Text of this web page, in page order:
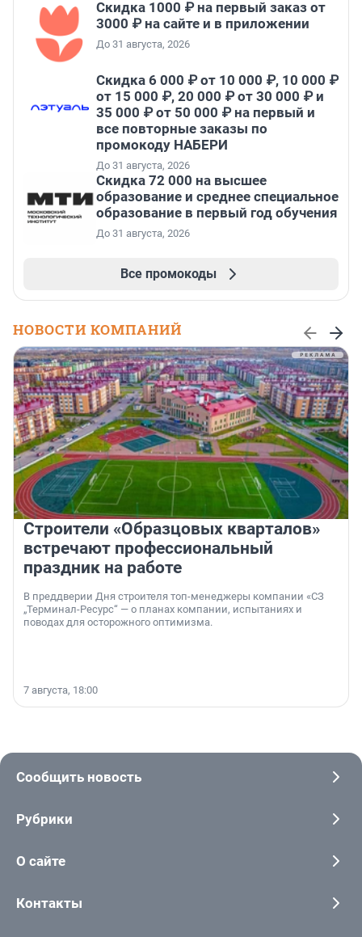
Скидка 1000 ₽ на первый заказ от
3000 ₽ на сайте и в приложении
До 31 августа, 2026
Скидка 6 000 ₽ от 10 000 ₽, 10 000 ₽
от 15 000 ₽, 20 000 ₽ от 30 000 ₽ и
35 000 ₽ от 50 000 ₽ на первый и
все повторные заказы по
промокоду НАБЕРИ
До 31 августа, 2026
Скидка 72 000 на высшее
образование и среднее специальное
образование в первый год обучения
До 31 августа, 2026
Все промокоды
НОВОСТИ КОМПАНИЙ
Строители «Образцовых кварталов»
встречают профессиональный
праздник на работе
В преддверии Дня строителя топ-менеджеры компании «СЗ
„Терминал-Ресурс“ — о планах компании, испытаниях и
поводах для осторожного оптимизма.
7 августа, 18:00
Сообщить новость
Рубрики
О сайте
Контакты